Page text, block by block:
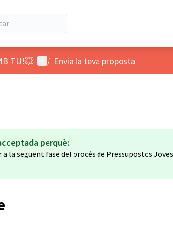
TU!💥 Menú d'usuari
/ Envia la teva proposta
perquè:
la següent fase del procés de Pressupostos Joves